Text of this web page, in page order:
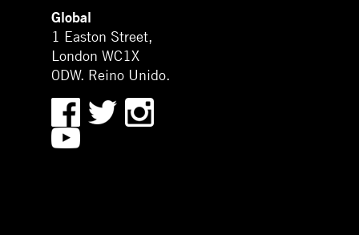
Global
1 Easton Street,
London WC1X
0DW. Reino Unido.